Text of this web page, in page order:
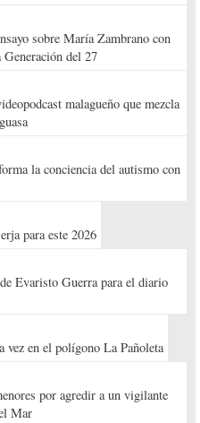
sobre María Zambrano con
del 27
malagueño que mezcla
la conciencia del autismo con
para este 2026
Evaristo Guerra para el diario
vez en el polígono La Pañoleta
por agredir a un vigilante
Mar